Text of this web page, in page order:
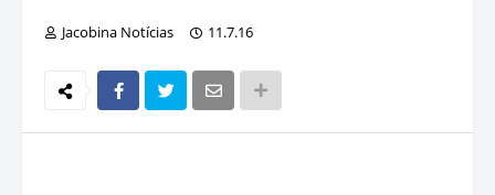
Jacobina Notícias 11.7.16